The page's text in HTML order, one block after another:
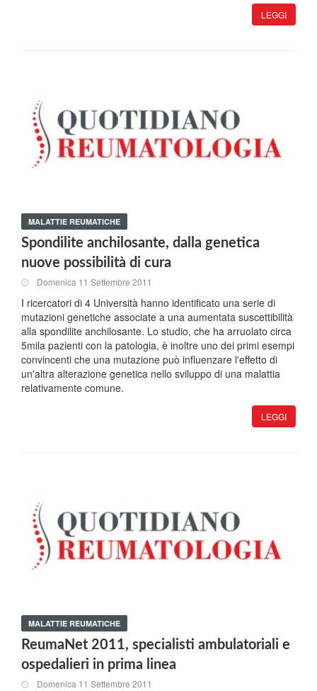
LEGGI
MALATTIE REUMATICHE
Spondilite anchilosante, dalla genetica
nuove possibilità di cura
Domenica 11 Settembre 2011
I ricercatori di 4 Università hanno identificato una serie di
mutazioni genetiche associate a una aumentata suscettibilità
alla spondilite anchilosante. Lo studio, che ha arruolato circa
5mila pazienti con la patologia, è inoltre uno dei primi esempi
convincenti che una mutazione può influenzare l'effetto di
un'altra alterazione genetica nello sviluppo di una malattia
relativamente comune.
LEGGI
MALATTIE REUMATICHE
ReumaNet 2011, specialisti ambulatoriali e
ospedalieri in prima linea
Domenica 11 Settembre 2011